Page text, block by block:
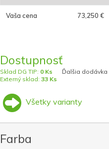
Vaša cena 73,250 €
Dostupnosť
Sklad DG TIP: 0 Ks
Externý sklad: 33 Ks
Ďalšia dodávka
Všetky varianty
Farba